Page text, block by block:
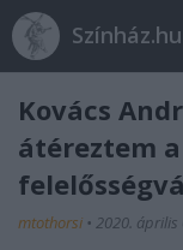
Színház.hu
Kovács
átéreztem
mtothorsi • 2020. április